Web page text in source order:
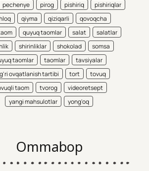
pechenye pirog pishiriq
pishiriqlar
qiyma qiziqarli
qovoqcha
quyuq taomlar salat
salatlar
shirinliklar shokolad
somsa
taomlar
taomlar
tavsiyalar
ovqatlanish tartibi
tort
tovuq
taom
tvorog
videoretsept
yangi mahsulotlar
yong'oq
Ommabop